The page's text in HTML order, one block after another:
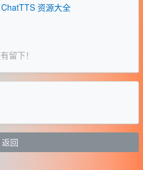
资源大全
留下！
返回